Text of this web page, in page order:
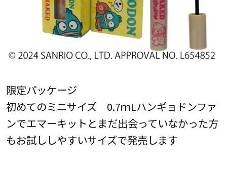
限定パッケージ
初めてのミニサイズ 0.7ｍLハンギョドンファ
ンでエマーキットとまだ出会っていなかった方
もお試ししやすいサイズで発売します